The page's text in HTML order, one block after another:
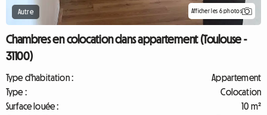
Autre Afficher les 6 photos
Chambres en colocation dans appartement (Toulouse -
31100)
Type d'habitation :
Appartement
Type :
Colocation
Surface louée :
10 m²